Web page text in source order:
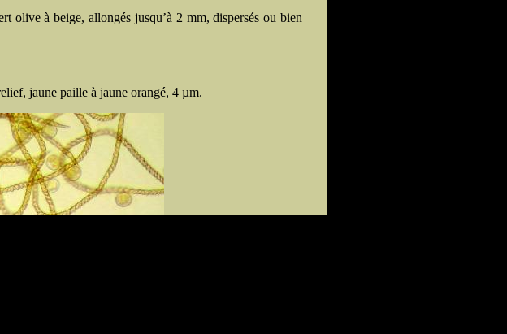
olive à beige, allongés jusqu’à 2 mm, dispersés ou bien
jaune paille à jaune orangé, 4 µm.